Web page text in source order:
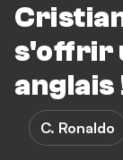
s'offrir
anglais
C. Ronaldo